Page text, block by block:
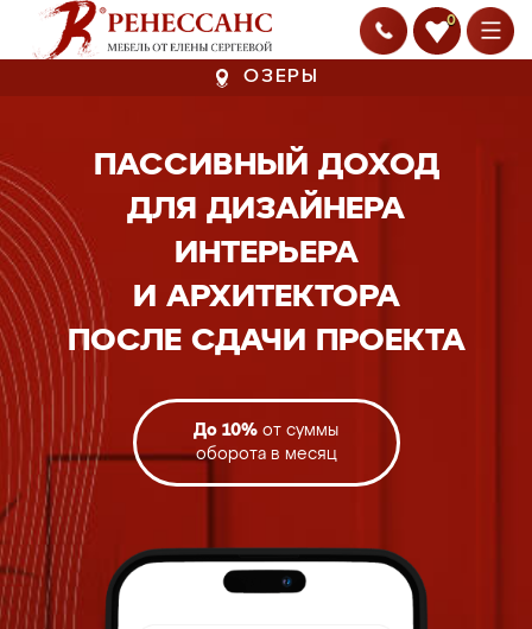
0
ОЗЕРЫ
ПАССИВНЫЙ ДОХОД
ДЛЯ ДИЗАЙНЕРА
ИНТЕРЬЕРА
И АРХИТЕКТОРА
ПОСЛЕ СДАЧИ ПРОЕКТА
До 10% от суммы
оборота в месяц